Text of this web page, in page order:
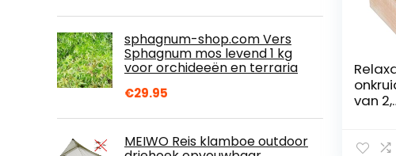
sphagnum-shop.com Vers
Sphagnum mos levend 1 kg
voor orchideeën en terraria
€29.95
MEIWO Reis klamboe outdoor
van 2,